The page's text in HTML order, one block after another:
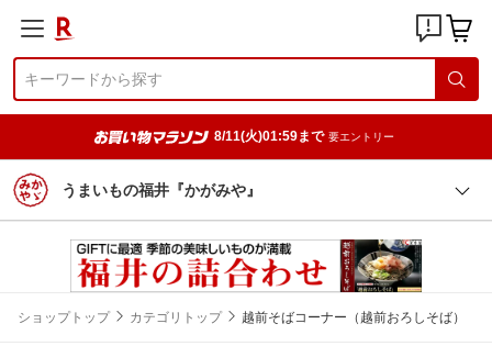
8/11(火)01:59まで 要エントリー
うまいもの福井『かがみや』
ショップトップ カテゴリトップ 越前そばコーナー（越前おろしそば）